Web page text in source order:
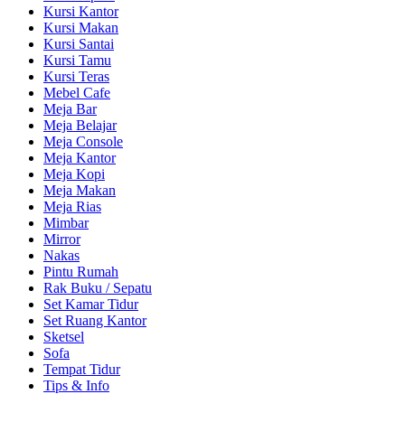
Kursi Kantor
Kursi Makan
Kursi Santai
Kursi Tamu
Kursi Teras
Mebel Cafe
Meja Bar
Meja Belajar
Meja Console
Meja Kantor
Meja Kopi
Meja Makan
Meja Rias
Mimbar
Mirror
Nakas
Pintu Rumah
Rak Buku / Sepatu
Set Kamar Tidur
Set Ruang Kantor
Sketsel
Sofa
Tempat Tidur
Tips & Info